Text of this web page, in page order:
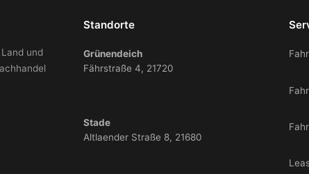
und
Standorte
Grünendeich
Fährstraße 4, 21720
Stade
Altlaender Straße 8, 21680